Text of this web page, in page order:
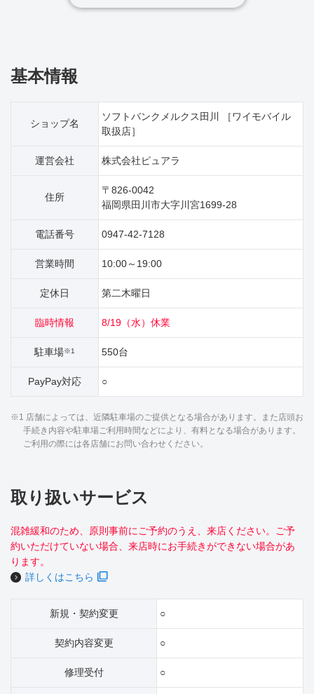
基本情報
ショップ名
ソフトバンクメルクス田川 ［ワイモバイル
取扱店］
運営会社 株式会社ピュアラ
住所
〒826-0042
福岡県田川市大字川宮1699‐28
電話番号 0947-42-7128
営業時間 10:00～19:00
定休日 第二木曜日
臨時情報 8/19（水）休業
駐車場※1 550台
PayPay対応 ○
※1 店舗によっては、近隣駐車場のご提供となる場合があります。また店頭お
手続き内容や駐車場ご利用時間などにより、有料となる場合があります。
ご利用の際には各店舗にお問い合わせください。
取り扱いサービス
混雑緩和のため、原則事前にご予約のうえ、来店ください。ご予
約いただけていない場合、来店時にお手続きができない場合があ
ります。
詳しくはこちら
新規・契約変更 ○
契約内容変更 ○
修理受付 ○